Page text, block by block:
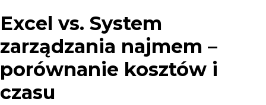
Excel vs. System
zarządzania najmem –
porównanie kosztów i
czasu